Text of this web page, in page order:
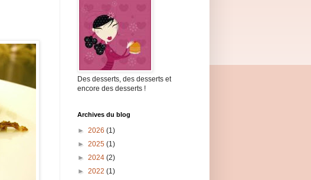
Des desserts, des desserts et
encore des desserts !
Archives du blog
► 2026 (1)
► 2025 (1)
► 2024 (2)
► 2022 (1)